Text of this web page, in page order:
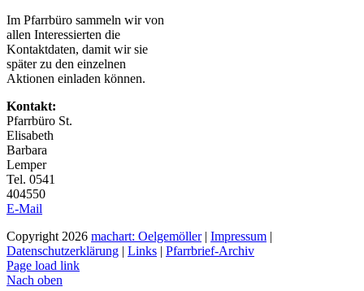
Im Pfarrbüro sammeln wir von
allen Interessierten die
Kontaktdaten, damit wir sie
später zu den einzelnen
Aktionen einladen können.
Kontakt:
Pfarrbüro St.
Elisabeth
Barbara
Lemper
Tel. 0541
404550
E-Mail
Copyright 2026 machart: Oelgemöller| Impressum |
Datenschutzerklärung | Links | Pfarrbrief-Archiv
Page load link
Nach oben